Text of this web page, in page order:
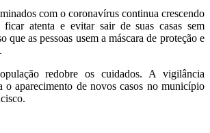
com o coronavírus continua crescendo
atenta e evitar sair de suas casas sem
que as pessoas usem a máscara de proteção e
redobre os cuidados. A vigilância
o aparecimento de novos casos no município